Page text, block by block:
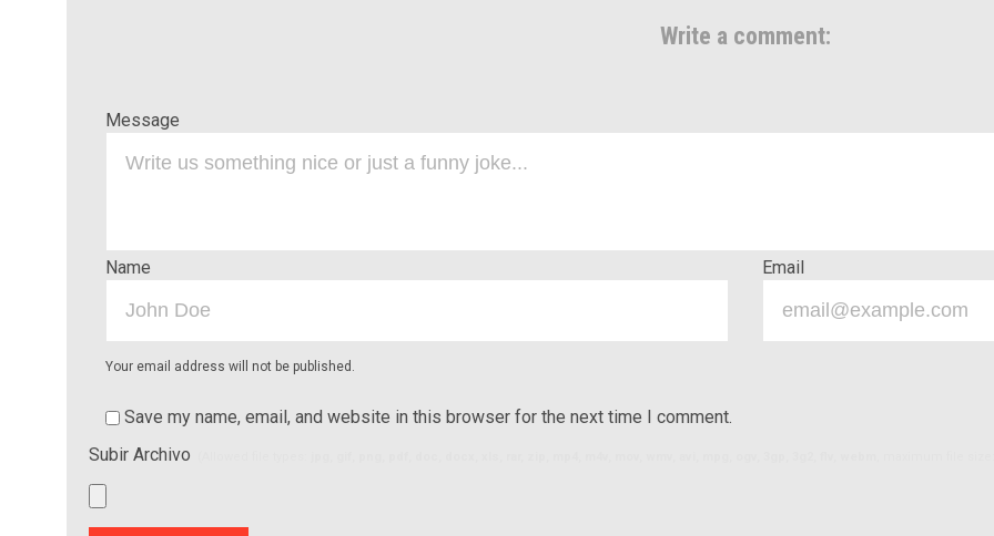
Write a comment:
Message
Name Email
Your email address will not be published.
Save my name, email, and website in this browser for the next time I comment.
Subir Archivo